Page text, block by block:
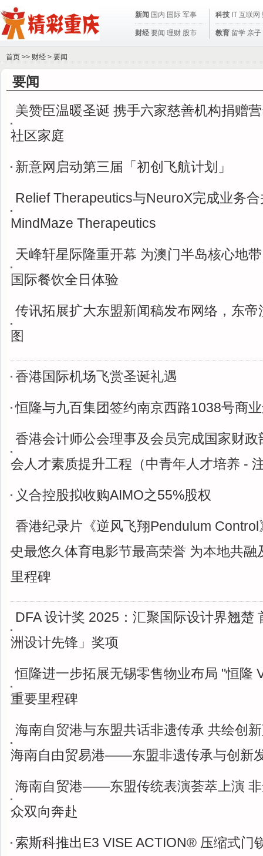
新闻 国内 国际 军事
财经 要闻 理财 股市
科技 IT 互联网
教育 留学 亲子
首页 >> 财经 > 要闻
要闻
美赞臣温暖圣诞 携手六家慈善机构捐赠
社区家庭
新意网启动第三届「初创飞航计划」
Relief Therapeutics与NeuroX完成业务
MindMaze Therapeutics
天峰轩星际隆重开幕 为澳门半岛核心地
国际餐饮全日体验
传讯拓展扩大东盟新闻稿发布网络，东帝
图
香港国际机场飞赏圣诞礼遇
恒隆与九百集团签约南京西路1038号商
香港会计师公会理事及会员完成国家财政
会人才素质提升工程（中青年人才培养 -
义合控股拟收购AIMO之55%股权
香港纪录片《逆风飞翔Pendulum
史最悠久体育电影节最高荣誉 为本地共融
里程碑
DFA 设计奖 2025：汇聚国际设计界翘楚
洲设计先锋」奖项
恒隆进一步拓展无锡零售物业布局 "恒隆
重要里程碑
海南自贸港与东盟共话非遗传承 共绘创
海南自由贸易港——东盟非遗传承与创新
海南自贸港——东盟传统表演荟萃上演
众双向奔赴
索斯科推出E3 VISE ACTION® 压缩式门